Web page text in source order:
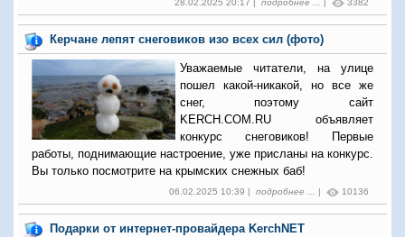
28.02.2025 20:17 | подробнее ... | 3382
Керчане лепят снеговиков изо всех сил (фото)
Уважаемые читатели, на улице
пошел какой-никакой, но все же
снег, поэтому сайт
KERCH.COM.RU объявляет
конкурс снеговиков! Первые
работы, поднимающие настроение, уже присланы на конкурс.
Вы только посмотрите на крымских снежных баб!
06.02.2025 10:39 | подробнее ... | 10136
Подарки от интернет-провайдера KerchNET